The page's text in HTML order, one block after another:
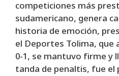
competiciones más
sudamericano, genera
historia de emoción,
el Deportes Tolima, que
0-1, se mantuvo firme y
tanda de penaltis, fue el